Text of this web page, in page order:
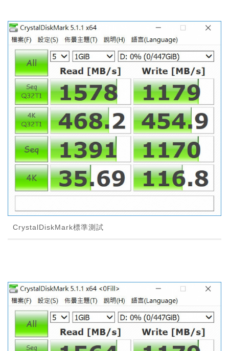
CrystalDiskMark標準測試